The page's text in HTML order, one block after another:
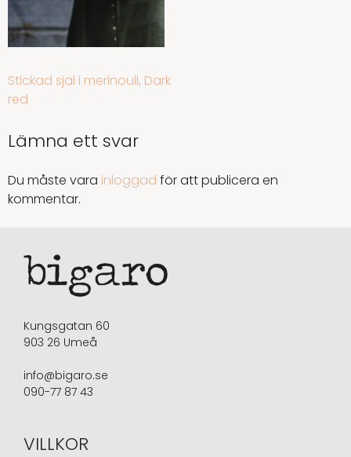
INLÄGGSNAVIGERING
Stickad sjal i merinoull, Dark
red
Lämna ett svar
Du måste vara inloggad för att publicera en
kommentar.
Kungsgatan 60
903 26 Umeå
info@bigaro.se
090-77 87 43
VILLKOR